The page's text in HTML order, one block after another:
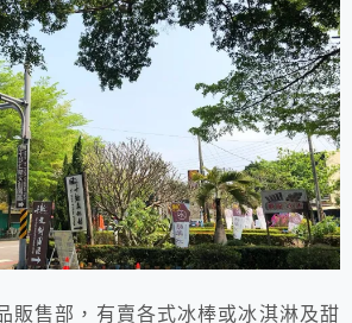
販售部，有賣各式冰棒或冰淇淋及甜